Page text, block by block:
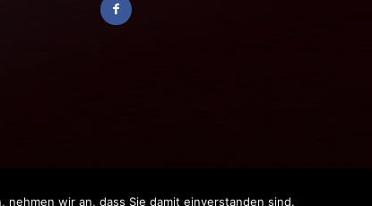
wir an, dass Sie damit einverstanden sind.